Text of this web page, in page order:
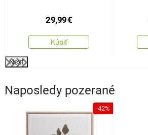
29,99€
Kúpiť
Next
Naposledy pozerané
-42%